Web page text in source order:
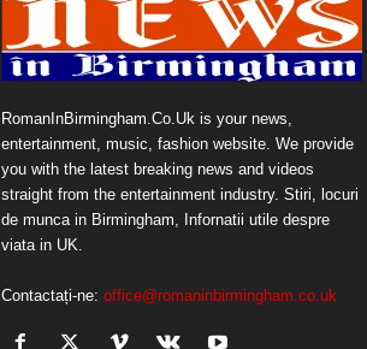
RomanInBirmingham.Co.Uk is your news,
entertainment, music, fashion website. We provide
you with the latest breaking news and videos
straight from the entertainment industry. Stiri, locuri
de munca in Birmingham, Infornatii utile despre
viata in UK.
Contactați-ne: office@romaninbirmingham.co.uk